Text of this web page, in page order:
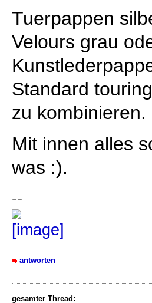
Tuerpappen
Velours grau
Standard
zu kombinieren.
Mit innen alles
was :).
--
antworten
gesamter Thread: